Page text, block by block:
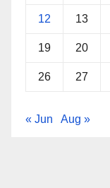
12 13
19 20
26 27
« Jun Aug »